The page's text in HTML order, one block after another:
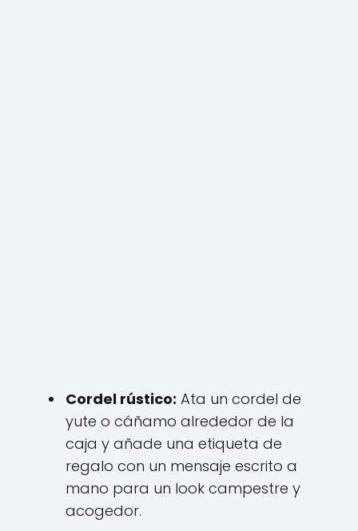
Cordel rústico: Ata un cordel de
yute o cáñamo alrededor de la
caja y añade una etiqueta de
regalo con un mensaje escrito a
mano para un look campestre y
acogedor.